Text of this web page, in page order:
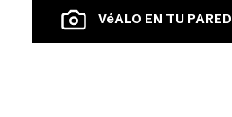
VéALO EN TU PARED